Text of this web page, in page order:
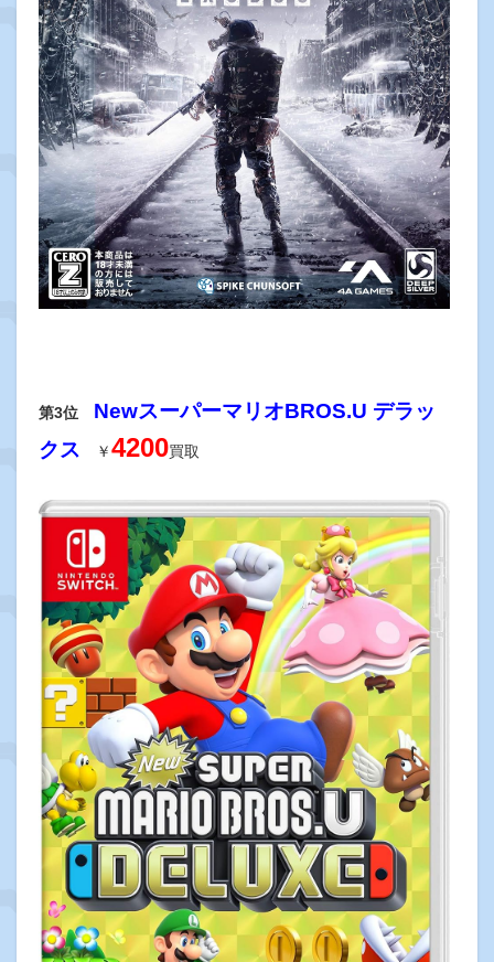
第3位 NewスーパーマリオBROS.U デラッ
クス
￥4200買取